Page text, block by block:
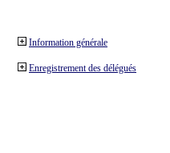
Information générale
Enregistrement des délégués